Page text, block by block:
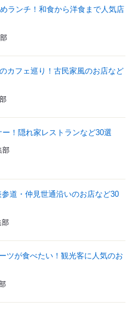
ランチ！和食から洋食まで人気店
カフェ巡り！古民家風のお店など
！隠れ家レストランなど30選
部
道・仲見世通沿いのお店など30
部
ツが食べたい！観光客に人気のお